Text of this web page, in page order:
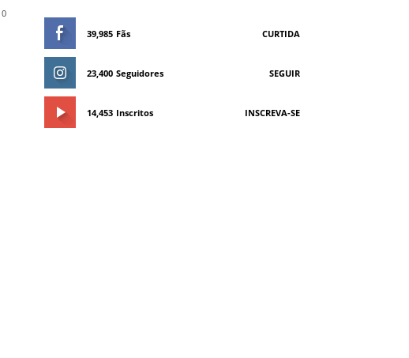
0
39,985 Fãs CURTIDA
23,400 Seguidores SEGUIR
14,453 Inscritos INSCREVA-SE